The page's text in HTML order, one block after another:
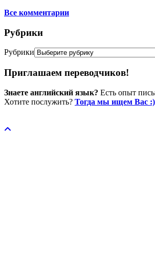
Все комментарии
Рубрики
Рубрики
Приглашаем переводчиков!
Знаете английский язык? Есть опыт
Хотите послужить? Тогда мы ищем Вас :)